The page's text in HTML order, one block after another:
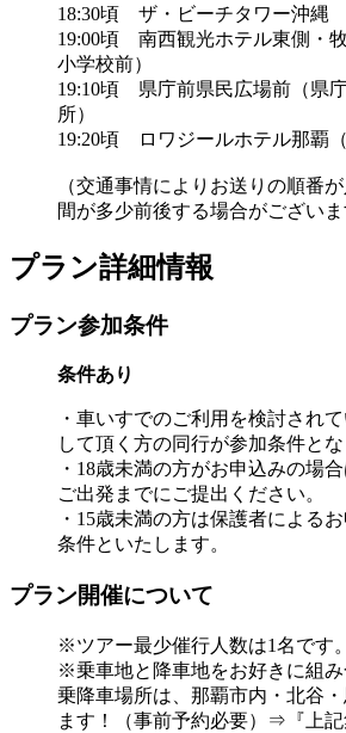
18:30頃 ザ・ビーチタワー沖縄
19:00頃 南西観光ホテル東側・
小学校前）
19:10頃 県庁前県民広場前（県
所）
19:20頃 ロワジールホテル那覇（
（交通事情によりお送りの順番
間が多少前後する場合がございま
プラン詳細情報
プラン参加条件
条件あり
・車いすでのご利用を検討され
して頂く方の同行が参加条件とな
・18歳未満の方がお申込みの場
ご出発までにご提出ください。
・15歳未満の方は保護者による
条件といたします。
プラン開催について
※ツアー最少催行人数は1名です。
※乗車地と降車地をお好きに組み
乗降車場所は、那覇市内・北谷
ます！（事前予約必要）⇒『上